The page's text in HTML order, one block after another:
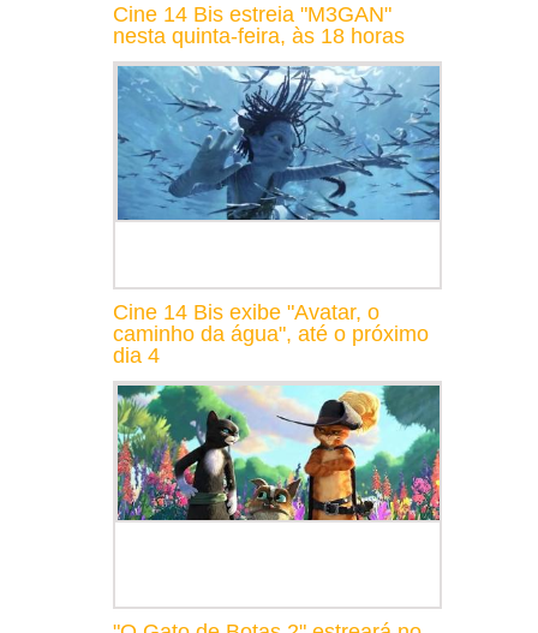
Cine 14 Bis estreia "M3GAN"
nesta quinta-feira, às 18 horas
Cine 14 Bis exibe "Avatar, o
caminho da água", até o próximo
dia 4